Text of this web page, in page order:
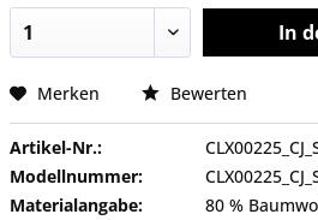
In
Merken Bewerten
Artikel-Nr.:
Modellnummer:
Materialangabe:
80 %